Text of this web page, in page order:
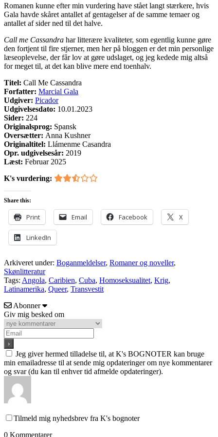
Romanen kunne efter min vurdering have stået langt stærkere, hvis
Gala havde skåret antallet af gentagelser af de samme temaer og
antallet af sider ned til det halve.
Call me Cassandra har litterære kvaliteter, som egentlig kunne gøre
den fortjent til fire stjerner, men her på bloggen er det min personlige
læseoplevelse, der får lov at gøre udslaget, og jeg kedede mig altså
for meget til, at det kan blive mere end toenhalv.
Titel: Call Me Cassandra
Forfatter: Marcial Gala
Udgiver: Picador
Udgivelsesdato: 10.01.2023
Sider: 224
Originalsprog: Spansk
Oversætter: Anna Kushner
Originaltitel: Llámenme Casandra
Opr. udgivelsesår: 2019
Læst: Februar 2025
K's vurdering:
Share this:
Print Email Facebook X
LinkedIn
Arkiveret under: Boganmeldelser, Romaner og noveller,
Skønlitteratur
Tags: Angola, Caribien, Cuba, Homoseksualitet, Krig,
Latinamerika, Queer, Transvestit
Abonner
Giv mig besked om
Jeg giver hermed tilladelse til, at K's BOGNOTER kan bruge
min emailadresse til at sende mig opdateringer om nye kommentarer
og svar (du kan til enhver tid afmelde opdateringer).
Tilmeld mig nyhedsbrev fra K's bognoter
0 Kommentarer